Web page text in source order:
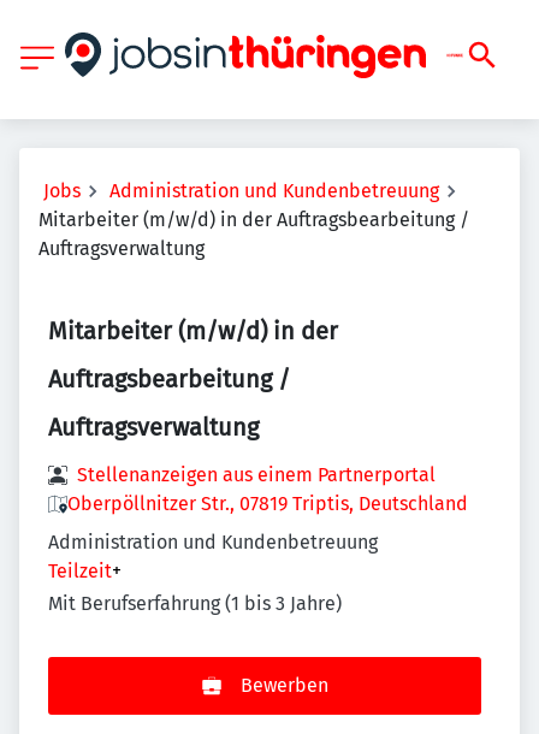
Jobs
Administration und Kundenbetreuung
Mitarbeiter (m/w/d) in der Auftragsbearbeitung /
Auftragsverwaltung
Mitarbeiter (m/w/d) in der
Auftragsbearbeitung /
Auftragsverwaltung
Stellenanzeigen aus einem Partnerportal
Oberpöllnitzer Str., 07819 Triptis, Deutschland
Administration und Kundenbetreuung
Teilzeit+
Mit Berufserfahrung (1 bis 3 Jahre)
Bewerben